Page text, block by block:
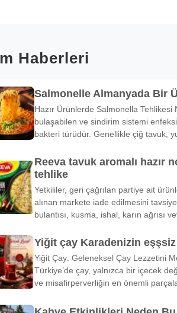
Haberleri
Salmonelle Almanyada Bir
Hazır Ürünlerde Salmonella Tehlikesi
bulaşabilen ve sindirim sistemi
bakteri türüdür. Genellikle çiğ tavuk,
Reeva tavuk aromalı hazır
tehlike
Yetkililer, geri çağrılan partiye ait
alınan markete iade edilmesini
bulantısı, kusma, ishal, karın ağrısı
Yiğit çay Karadenizin
Yiğit Çay: Geleneksel Çay Lezzetini
Türkiye’de çay, yalnızca bir içecek
ve misafirperverliğin en önemli